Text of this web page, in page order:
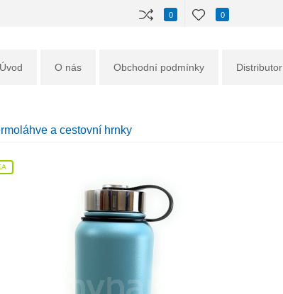
0 0
Úvod O nás Obchodní podmínky Distributor
a cestovní hrnky